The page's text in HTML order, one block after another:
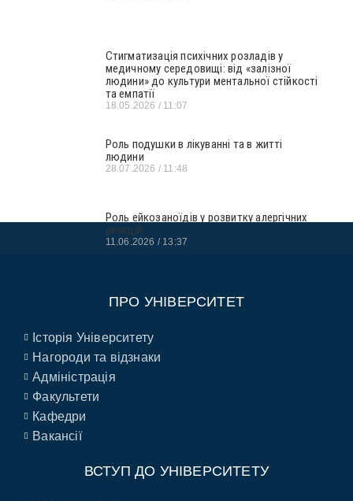
Стигматизація психічних розладів у
медичному середовищі: від «залізної
людини» до культури ментальної стійкості
та емпатії
18.05.2026 11:07
Роль подушки в лікуванні та в житті
людини
28.07.2026 11:48
Роль ейкозаноїдів у розвитку алергічних
реакцій
11.06.2026 13:37
ПРО УНІВЕРСИТЕТ
Історія Університету
Нагороди та відзнаки
Адміністрація
Факультети
Кафедри
Вакансії
ВСТУП ДО УНІВЕРСИТЕТУ